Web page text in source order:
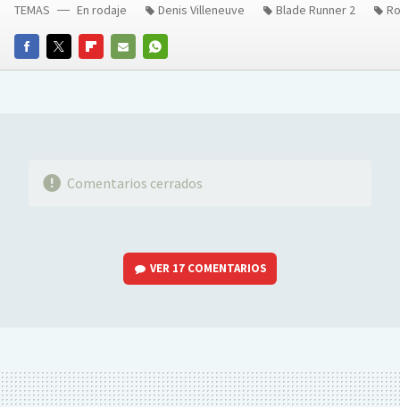
FACEBOOKTWITTERFLIPBOARD
E-
WHATSAPP
TEMAS En rodaje Denis Villeneuve Blade Runner 2
Comentarios cerrados
VER 17 COMENTARIOS